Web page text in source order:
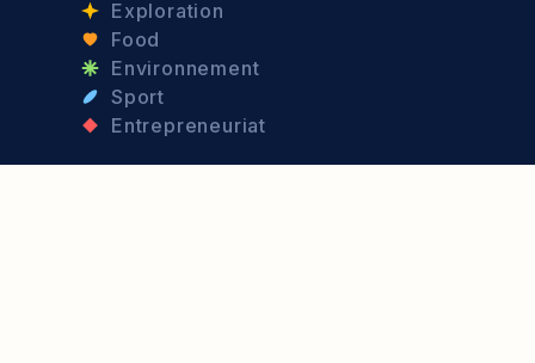
Exploration
Food
Environnement
Sport
Entrepreneuriat